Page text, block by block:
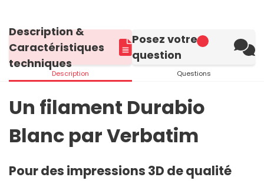
Description &
Caractéristiques
techniques
Description
Posez votre
question
Questions
Un filament Durabio
Blanc par Verbatim
Pour des impressions 3D de qualité